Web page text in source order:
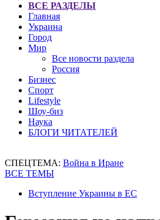
ВСЕ РАЗДЕЛЫ
Главная
Украина
Город
Мир
Все новости раздела
Россия
Бизнес
Спорт
Lifestyle
Шоу-биз
Наука
БЛОГИ ЧИТАТЕЛЕЙ
СПЕЦТЕМА: Война в Иране
ВСЕ ТЕМЫ
Вступление Украины в ЕС